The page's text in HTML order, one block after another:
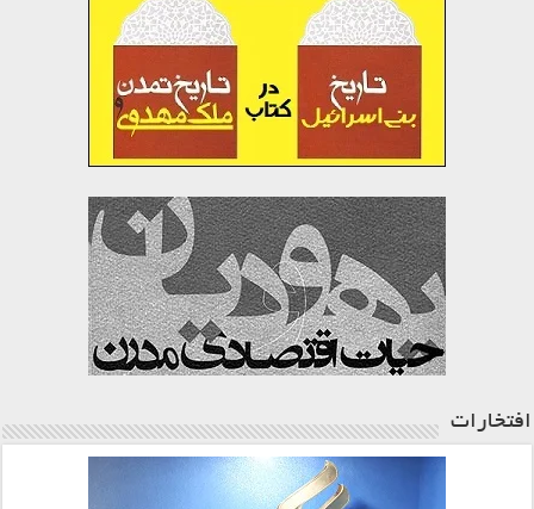
افتخارات